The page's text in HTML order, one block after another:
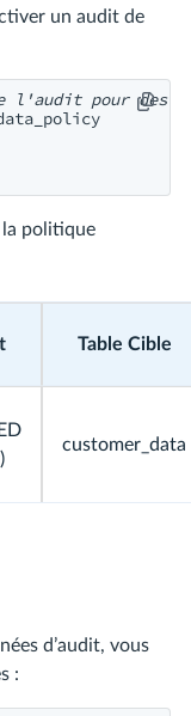
un audit de
pour des
la politique
Table Cible
customer_data
d’audit, vous
: